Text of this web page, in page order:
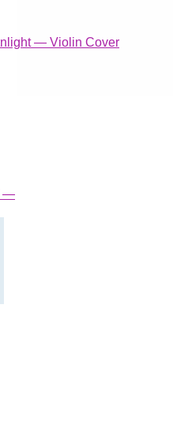
— Violin Cover
—